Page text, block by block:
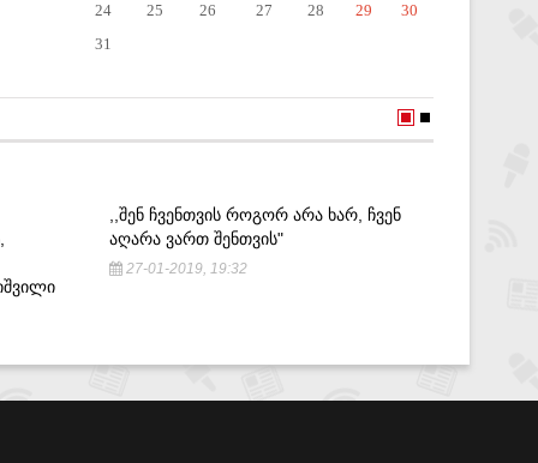
24
25 26 27 28 29
30
31
,,ᲨᲔᲜ ᲩᲕᲔᲜᲗᲕᲘᲡ ᲠᲝᲒᲝᲠ ᲐᲠᲐ ᲮᲐᲠ, ᲩᲕᲔᲜ
ᲐᲦᲐᲠᲐ ᲕᲐᲠᲗ ᲨᲔᲜᲗᲕᲘᲡ"
27-01-2019, 19:32